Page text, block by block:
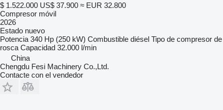
$ 1.522.000 US$ 37.900 ≈ EUR 32.800
Compresor móvil
2026
Estado nuevo
Potencia 340 Hp (250 kW) Combustible diésel Tipo de compresor de
rosca Capacidad 32.000 l/min
China
Chengdu Fesi Machinery Co.,Ltd.
Contacte con el vendedor